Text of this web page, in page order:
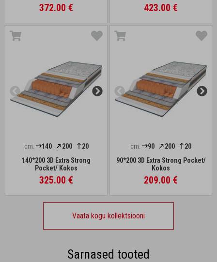
372.00 € 423.00 €
cm: 140 200
20
140*200 3D Extra Strong
Pocket/ Kokos
325.00 €
cm: 90 200
20
90*200 3D Extra Strong Pocket/
Kokos
209.00 €
Vaata kogu kollektsiooni
Sarnased tooted